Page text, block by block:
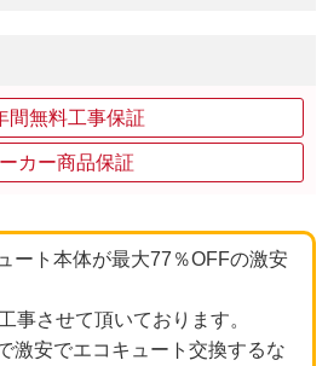
間無料工事保証
カー商品保証
ート本体が最大77％OFFの激安
事させて頂いております。
激安でエコキュート交換するな